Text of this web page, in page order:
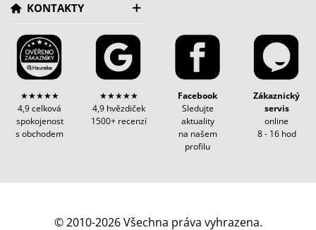
KONTAKTY
★★★★★
4,9 celková
spokojenost
s obchodem
★★★★★
4,9 hvězdiček
1500+ recenzí
Facebook
Sledujte
aktuality
na našem
profilu
Zákaznický
servis
online
8 - 16 hod
© 2010-2026 Všechna práva vyhrazena.